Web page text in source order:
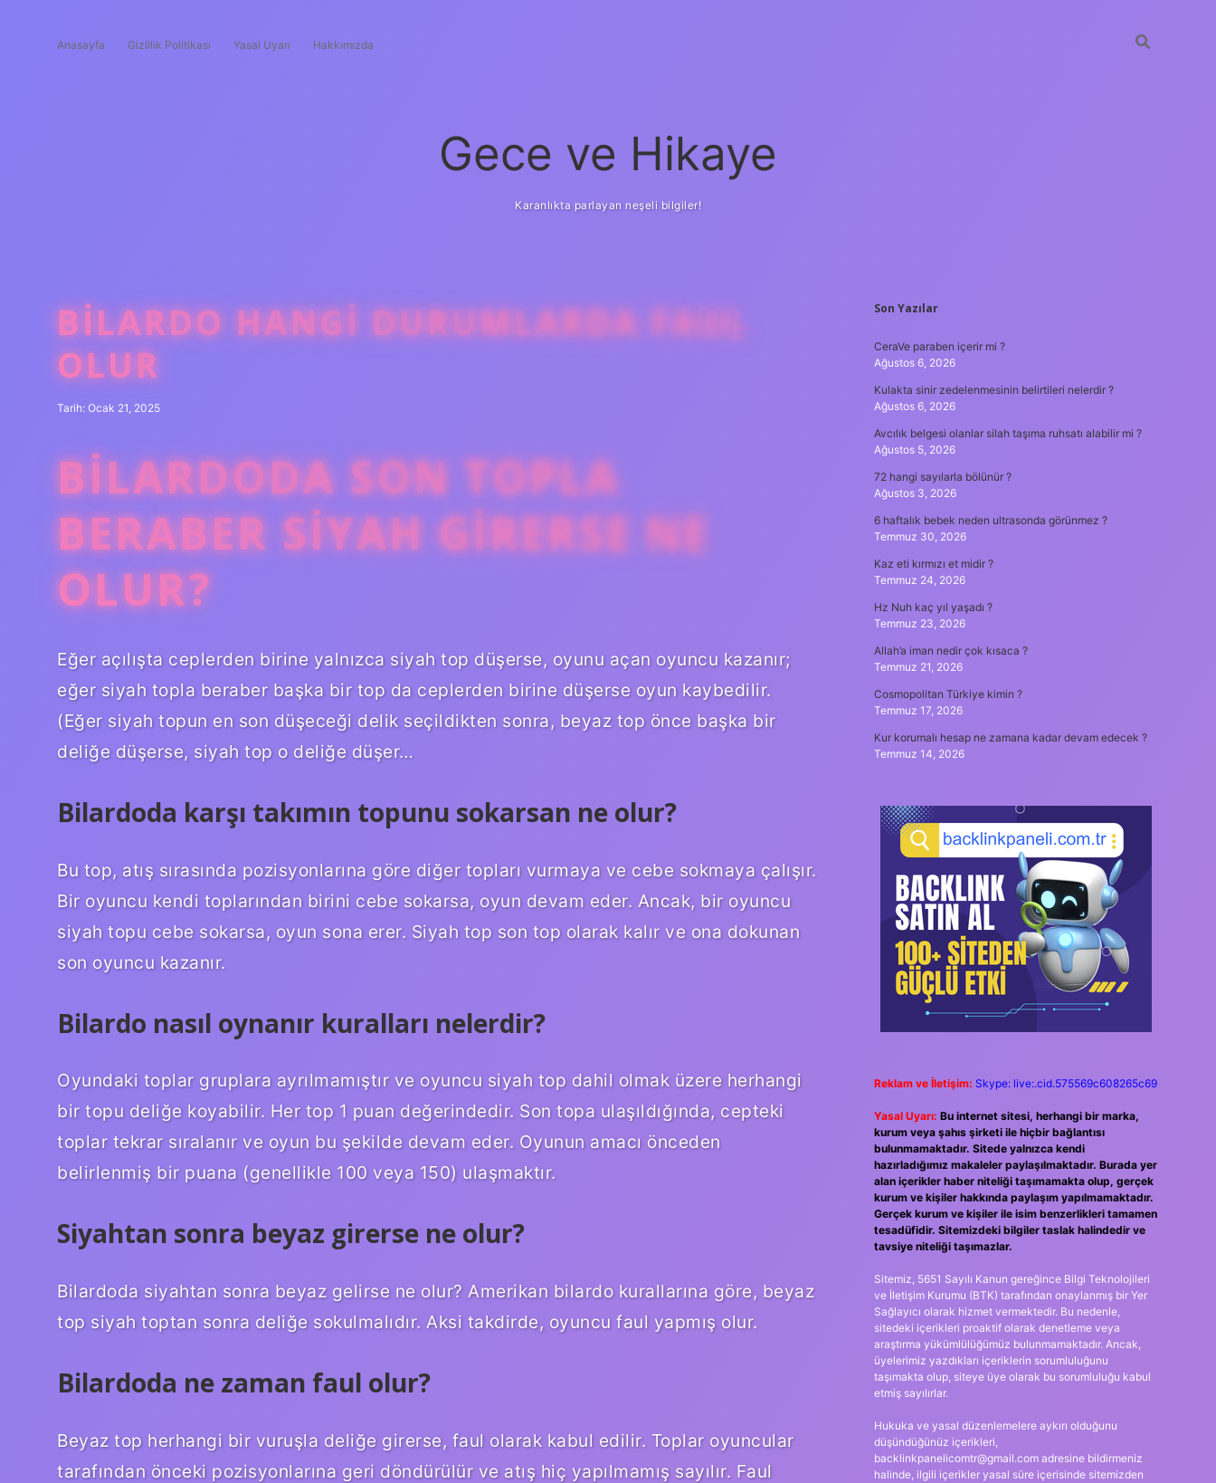
Anasayfa Gizlilik Politikası Yasal Uyarı Hakkımızda
Gece ve Hikaye
Karanlıkta parlayan neşeli bilgiler!
BILARDO HANGI DURUMLARDA FAUL
OLUR
Tarih: Ocak 21, 2025
BILARDODA SON TOPLA
BERABER SIYAH GIRERSE NE
OLUR?
Eğer açılışta ceplerden birine yalnızca siyah top düşerse, oyunu açan oyuncu kazanır;
eğer siyah topla beraber başka bir top da ceplerden birine düşerse oyun kaybedilir.
(Eğer siyah topun en son düşeceği delik seçildikten sonra, beyaz top önce başka bir
deliğe düşerse, siyah top o deliğe düşer…
Bilardoda karşı takımın topunu sokarsan ne olur?
Bu top, atış sırasında pozisyonlarına göre diğer topları vurmaya ve cebe sokmaya çalışır.
Bir oyuncu kendi toplarından birini cebe sokarsa, oyun devam eder. Ancak, bir oyuncu
siyah topu cebe sokarsa, oyun sona erer. Siyah top son top olarak kalır ve ona dokunan
son oyuncu kazanır.
Bilardo nasıl oynanır kuralları nelerdir?
Oyundaki toplar gruplara ayrılmamıştır ve oyuncu siyah top dahil olmak üzere herhangi
bir topu deliğe koyabilir. Her top 1 puan değerindedir. Son topa ulaşıldığında, cepteki
toplar tekrar sıralanır ve oyun bu şekilde devam eder. Oyunun amacı önceden
belirlenmiş bir puana (genellikle 100 veya 150) ulaşmaktır.
Siyahtan sonra beyaz girerse ne olur?
Bilardoda siyahtan sonra beyaz gelirse ne olur? Amerikan bilardo kurallarına göre, beyaz
top siyah toptan sonra deliğe sokulmalıdır. Aksi takdirde, oyuncu faul yapmış olur.
Bilardoda ne zaman faul olur?
Beyaz top herhangi bir vuruşla deliğe girerse, faul olarak kabul edilir. Toplar oyuncular
tarafından önceki pozisyonlarına geri döndürülür ve atış hiç yapılmamış sayılır. Faul
SIDEBAR
Son Yazılar
CeraVe paraben içerir mi ?
Ağustos 6, 2026
Kulakta sinir zedelenmesinin belirtileri nelerdir ?
Ağustos 6, 2026
Avcılık belgesi olanlar silah taşıma ruhsatı alabilir mi ?
Ağustos 5, 2026
72 hangi sayılarla bölünür ?
Ağustos 3, 2026
6 haftalık bebek neden ultrasonda görünmez ?
Temmuz 30, 2026
Kaz eti kırmızı et midir ?
Temmuz 24, 2026
Hz Nuh kaç yıl yaşadı ?
Temmuz 23, 2026
Allah’a iman nedir çok kısaca ?
Temmuz 21, 2026
Cosmopolitan Türkiye kimin ?
Temmuz 17, 2026
Kur korumalı hesap ne zamana kadar devam edecek ?
Temmuz 14, 2026
Reklam ve İletişim: Skype: live:.cid.575569c608265c69
Yasal Uyarı: Bu internet sitesi, herhangi bir marka,
kurum veya şahıs şirketi ile hiçbir bağlantısı
bulunmamaktadır. Sitede yalnızca kendi
hazırladığımız makaleler paylaşılmaktadır. Burada yer
alan içerikler haber niteliği taşımamakta olup, gerçek
kurum ve kişiler hakkında paylaşım yapılmamaktadır.
Gerçek kurum ve kişiler ile isim benzerlikleri tamamen
tesadüfidir. Sitemizdeki bilgiler taslak halindedir ve
tavsiye niteliği taşımazlar.
Sitemiz, 5651 Sayılı Kanun gereğince Bilgi Teknolojileri
ve İletişim Kurumu (BTK) tarafından onaylanmış bir Yer
Sağlayıcı olarak hizmet vermektedir. Bu nedenle,
sitedeki içerikleri proaktif olarak denetleme veya
araştırma yükümlülüğümüz bulunmamaktadır. Ancak,
üyelerimiz yazdıkları içeriklerin sorumluluğunu
taşımakta olup, siteye üye olarak bu sorumluluğu kabul
etmiş sayılırlar.
Hukuka ve yasal düzenlemelere aykırı olduğunu
düşündüğünüz içerikleri,
backlinkpanelicomtr@gmail.comadresine bildirmeniz
halinde, ilgili içerikler yasal süre içerisinde sitemizden